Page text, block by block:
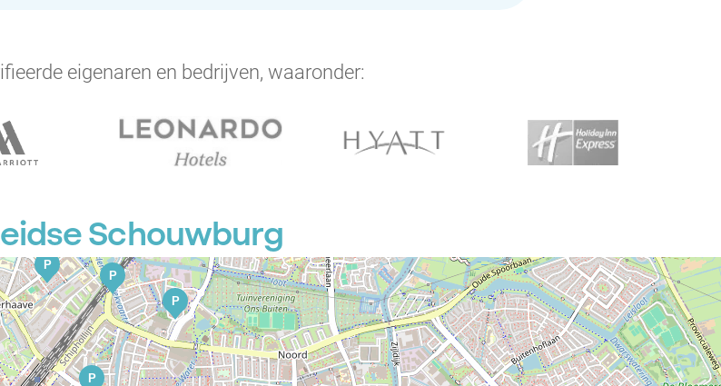
eigenaren en bedrijven, waaronder:
Schouwburg
P
P
P
P